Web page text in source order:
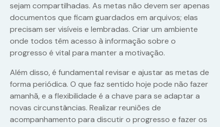
sejam compartilhadas. As metas não devem ser apenas
documentos que ficam guardados em arquivos; elas
precisam ser visíveis e lembradas. Criar um ambiente
onde todos têm acesso à informação sobre o
progresso é vital para manter a motivação.
Além disso, é fundamental revisar e ajustar as metas de
forma periódica. O que faz sentido hoje pode não fazer
amanhã, e a flexibilidade é a chave para se adaptar a
novas circunstâncias. Realizar reuniões de
acompanhamento para discutir o progresso e fazer os